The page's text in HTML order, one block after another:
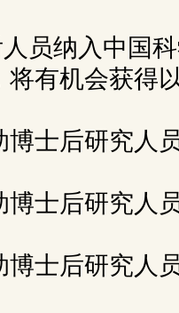
员纳入中国
将有机会获得
博士后研究人
博士后研究人
博士后研究人